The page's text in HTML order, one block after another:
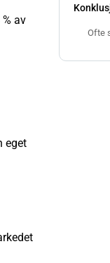
Ofte
av
eget